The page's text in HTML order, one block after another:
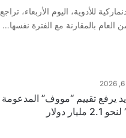
للأدوية، اليوم الأربعاء، تراجع
العام بالمقارنة مع الفترة نفسها…
يرفع تقييم “مووف” المدعومة
دولار